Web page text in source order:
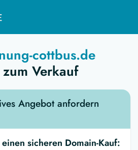
cottbus.de
Verkauf
Angebot anfordern
sicheren Domain-Kauf: